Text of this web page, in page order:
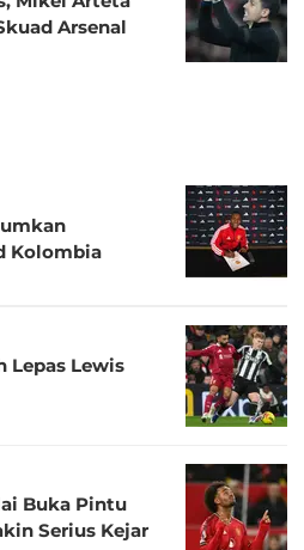
Arsenal
Kolombia
Lepas Lewis
Buka Pintu
Serius Kejar